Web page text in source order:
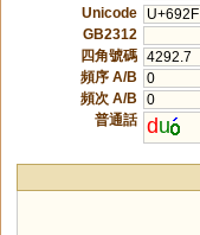
Unicode
U+692F
GB2312
四角號碼 4292.7
頻序 A/B
0
頻次 A/B
0
普通話 du